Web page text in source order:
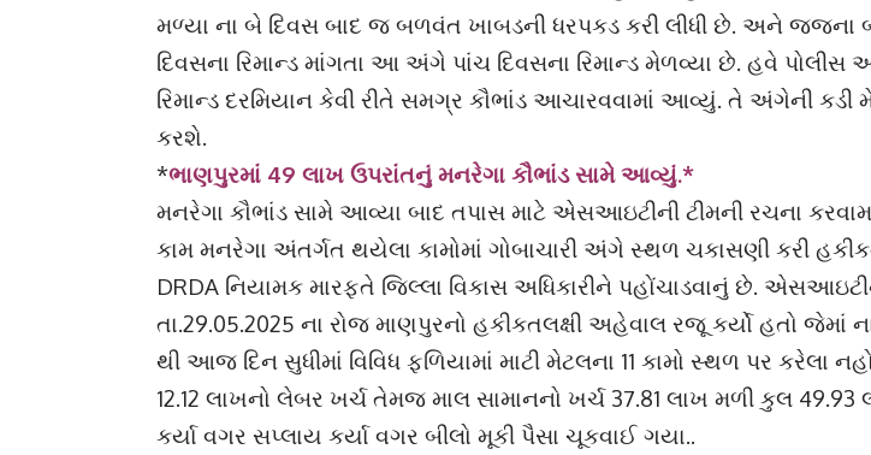
મળ્યા ના બે દિવસ બાદ જ બળવંત ખાબડની ધરપકડ કરી લીધી છે. અને જજના
દિવસના રિમાન્ડ માંગતા આ અંગે પાંચ દિવસના રિમાન્ડ મેળવ્યા છે. હવે પોલીસ
રિમાન્ડ દરમિયાન કેવી રીતે સમગ્ર કૌભાંડ આચારવવામાં આવ્યું. તે અંગેની કડી
કરશે.
*ભાણપુરમાં 49 લાખ ઉપરાંતનું મનરેગા કૌભાંડ સામે આવ્યું.*
મનરેગા કૌભાંડ સામે આવ્યા બાદ તપાસ માટે એસઆઇટીની ટીમની રચના
કામ મનરેગા અંતર્ગત થયેલા કામોમાં ગોબાચારી અંગે સ્થળ ચકાસણી કરી
DRDA નિયામક મારફતે જિલ્લા વિકાસ અધિકારીને પહોંચાડવાનું છે.
તા.29.05.2025 ના રોજ માણપુરનો હકીકતલક્ષી અહેવાલ રજૂ કર્યો હતો જેમાં
થી આજ દિન સુધીમાં વિવિધ ફળિયામાં માટી મેટલના 11 કામો સ્થળ પર કરેલા
12.12 લાખનો લેબર ખર્ચ તેમજ માલ સામાનનો ખર્ચ 37.81 લાખ મળી કુલ 49.93
કર્યા વગર સપ્લાય કર્યા વગર બીલો મૂકી પૈસા ચૂકવાઈ ગયા..